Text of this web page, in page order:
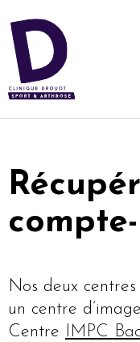
Nos deux
un centre
Centre IMPC